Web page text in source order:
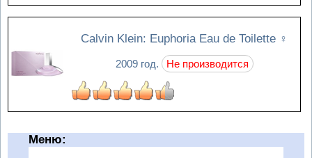
Calvin Klein: Euphoria Eau de Toilette ♀
2009 год. Не производится
Меню: